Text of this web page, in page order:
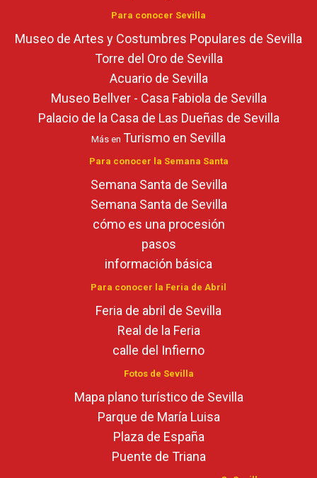
Para conocer Sevilla
Museo de Artes y Costumbres Populares de Sevilla
Torre del Oro de Sevilla
Acuario de Sevilla
Museo Bellver - Casa Fabiola de Sevilla
Palacio de la Casa de Las Dueñas de Sevilla
Más en Turismo en Sevilla
Para conocer la Semana Santa
Semana Santa de Sevilla
Semana Santa de Sevilla
cómo es una procesión
pasos
información básica
Para conocer la Feria de Abril
Feria de abril de Sevilla
Real de la Feria
calle del Infierno
Fotos de Sevilla
Mapa plano turístico de Sevilla
Parque de María Luisa
Plaza de España
Puente de Triana